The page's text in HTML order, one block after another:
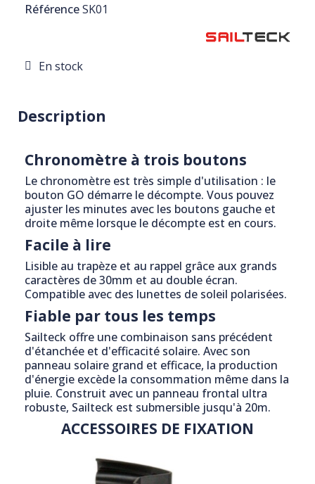
RéférenceSK01
En stock
Description
Chronomètre à trois boutons
Le chronomètre est très simple d'utilisation : le
bouton GO démarre le décompte. Vous pouvez
ajuster les minutes avec les boutons gauche et
droite même lorsque le décompte est en cours.
Facile à lire
Lisible au trapèze et au rappel grâce aux grands
caractères de 30mm et au double écran.
Compatible avec des lunettes de soleil polarisées.
Fiable par tous les temps
Sailteck offre une combinaison sans précédent
d'étanchée et d'efficacité solaire. Avec son
panneau solaire grand et efficace, la production
d'énergie excède la consommation même dans la
pluie. Construit avec un panneau frontal ultra
robuste, Sailteck est submersible jusqu'à 20m.
ACCESSOIRES DE FIXATION